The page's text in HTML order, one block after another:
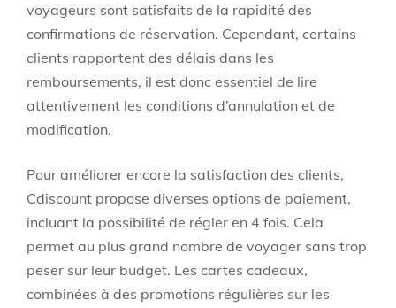
voyageurs sont satisfaits de la rapidité des
confirmations de réservation. Cependant, certains
clients rapportent des délais dans les
remboursements, il est donc essentiel de lire
attentivement les conditions d’annulation et de
modification.
Pour améliorer encore la satisfaction des clients,
Cdiscount propose diverses options de paiement,
incluant la possibilité de régler en 4 fois. Cela
permet au plus grand nombre de voyager sans trop
peser sur leur budget. Les cartes cadeaux,
combinées à des promotions régulières sur les